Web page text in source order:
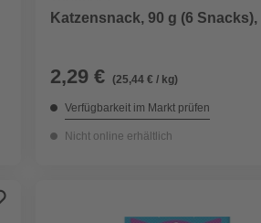
Katzensnack, 90 g (6
2,29 € (25,44 € / kg)
Verfügbarkeit im Markt prüfen
Nicht online erhältlich